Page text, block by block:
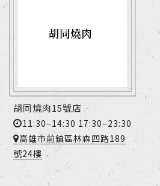
胡同燒肉15號店
11:30–14:30 17:30–23:30
高雄市前鎮區林森四路189
號24樓